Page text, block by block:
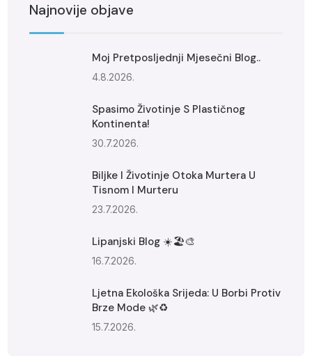
Najnovije objave
Moj Pretposljednji Mjesečni Blog..
4.8.2026.
Spasimo Životinje S Plastičnog
Kontinenta!
30.7.2026.
Biljke I Životinje Otoka Murtera U
Tisnom I Murteru
23.7.2026.
Lipanjski Blog ☀️🏖️🎨
16.7.2026.
Ljetna Ekološka Srijeda: U Borbi Protiv
Brze Mode 🌿♻️
15.7.2026.